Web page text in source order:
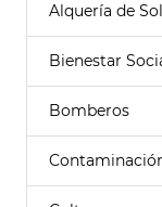
Alquería de
Bienestar
Bomberos